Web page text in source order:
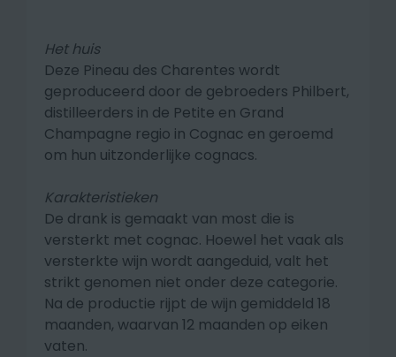
Het huis
Deze Pineau des Charentes wordt
geproduceerd door de gebroeders Philbert,
distilleerders in de Petite en Grand
Champagne regio in Cognac en geroemd
om hun uitzonderlijke cognacs.
Karakteristieken
De drank is gemaakt van most die is
versterkt met cognac. Hoewel het vaak als
versterkte wijn wordt aangeduid, valt het
strikt genomen niet onder deze categorie.
Na de productie rijpt de wijn gemiddeld 18
maanden, waarvan 12 maanden op eiken
vaten.